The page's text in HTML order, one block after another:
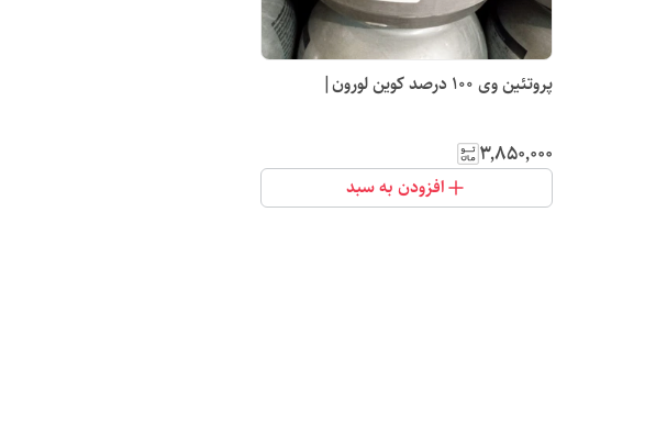
پروتئین وی 100 درصد کوین لورون|
۳٬۸۵۰٬۰۰۰
افزودن به سبد